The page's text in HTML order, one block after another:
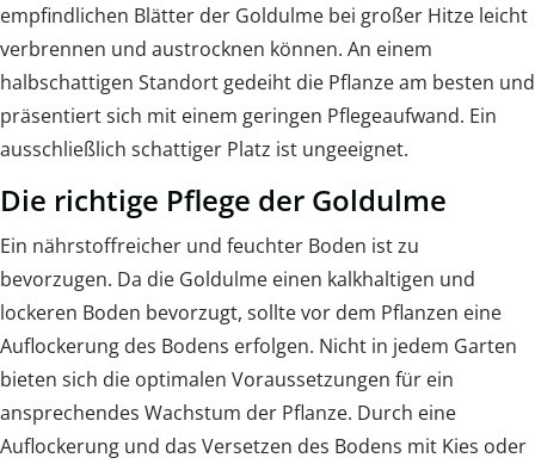
empfindlichen Blätter der Goldulme bei großer Hitze leicht
verbrennen und austrocknen können. An einem
halbschattigen Standort gedeiht die Pflanze am besten und
präsentiert sich mit einem geringen Pflegeaufwand. Ein
ausschließlich schattiger Platz ist ungeeignet.
Die richtige Pflege der Goldulme
Ein nährstoffreicher und feuchter Boden ist zu
bevorzugen. Da die Goldulme einen kalkhaltigen und
lockeren Boden bevorzugt, sollte vor dem Pflanzen eine
Auflockerung des Bodens erfolgen. Nicht in jedem Garten
bieten sich die optimalen Voraussetzungen für ein
ansprechendes Wachstum der Pflanze. Durch eine
Auflockerung und das Versetzen des Bodens mit Kies oder